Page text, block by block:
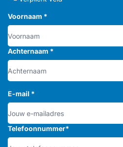
Voornaam *
Achternaam *
E-mail *
Telefoonnummer*